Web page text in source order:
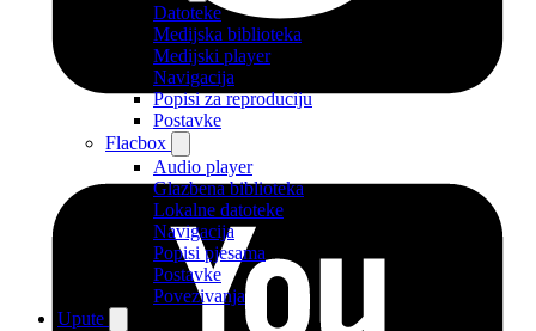
Datoteke
Medijska biblioteka
Medijski player
Navigacija
Popisi za reproduciju
Postavke
Flacbox
Audio player
Glazbena biblioteka
Lokalne datoteke
Navigacija
Popisi pjesama
Postavke
Povezivanja
Upute